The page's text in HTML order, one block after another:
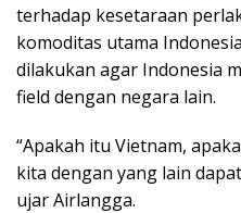
terhadap kesetaraan
komoditas utama
dilakukan agar Indonesia
field dengan negara lain.
“Apakah itu Vietnam,
kita dengan yang lain
ujar Airlangga.